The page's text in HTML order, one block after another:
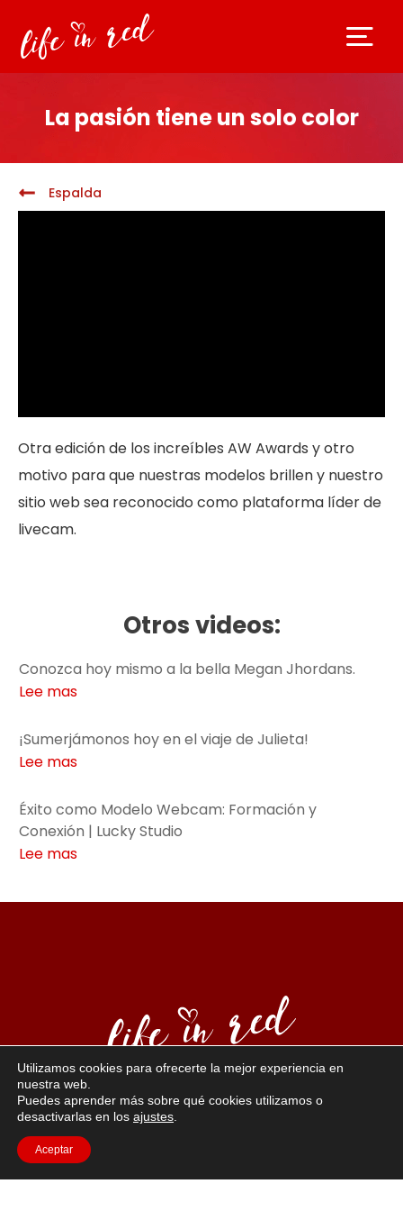
La pasión tiene un solo color
Espalda
Otra edición de los increíbles AW Awards y otro
motivo para que nuestras modelos brillen y nuestro
sitio web sea reconocido como plataforma líder de
livecam.
Otros videos:
Conozca hoy mismo a la bella Megan Jhordans.
Lee mas
¡Sumerjámonos hoy en el viaje de Julieta!
Lee mas
Éxito como Modelo Webcam: Formación y
Conexión | Lucky Studio
Lee mas
“La vida en rojo”: un sentido de la vida que conduce a
una sexualidad positiva y
implica confianza. El rojo es el coraje, la vitalidad y
pasión, el color del erotismo. Los modelos Jasmin
Utilizamos cookies para ofrecerte la mejor experiencia en
nuestra web.
Puedes aprender más sobre qué cookies utilizamos o
desactivarlas en los ajustes
Aceptar